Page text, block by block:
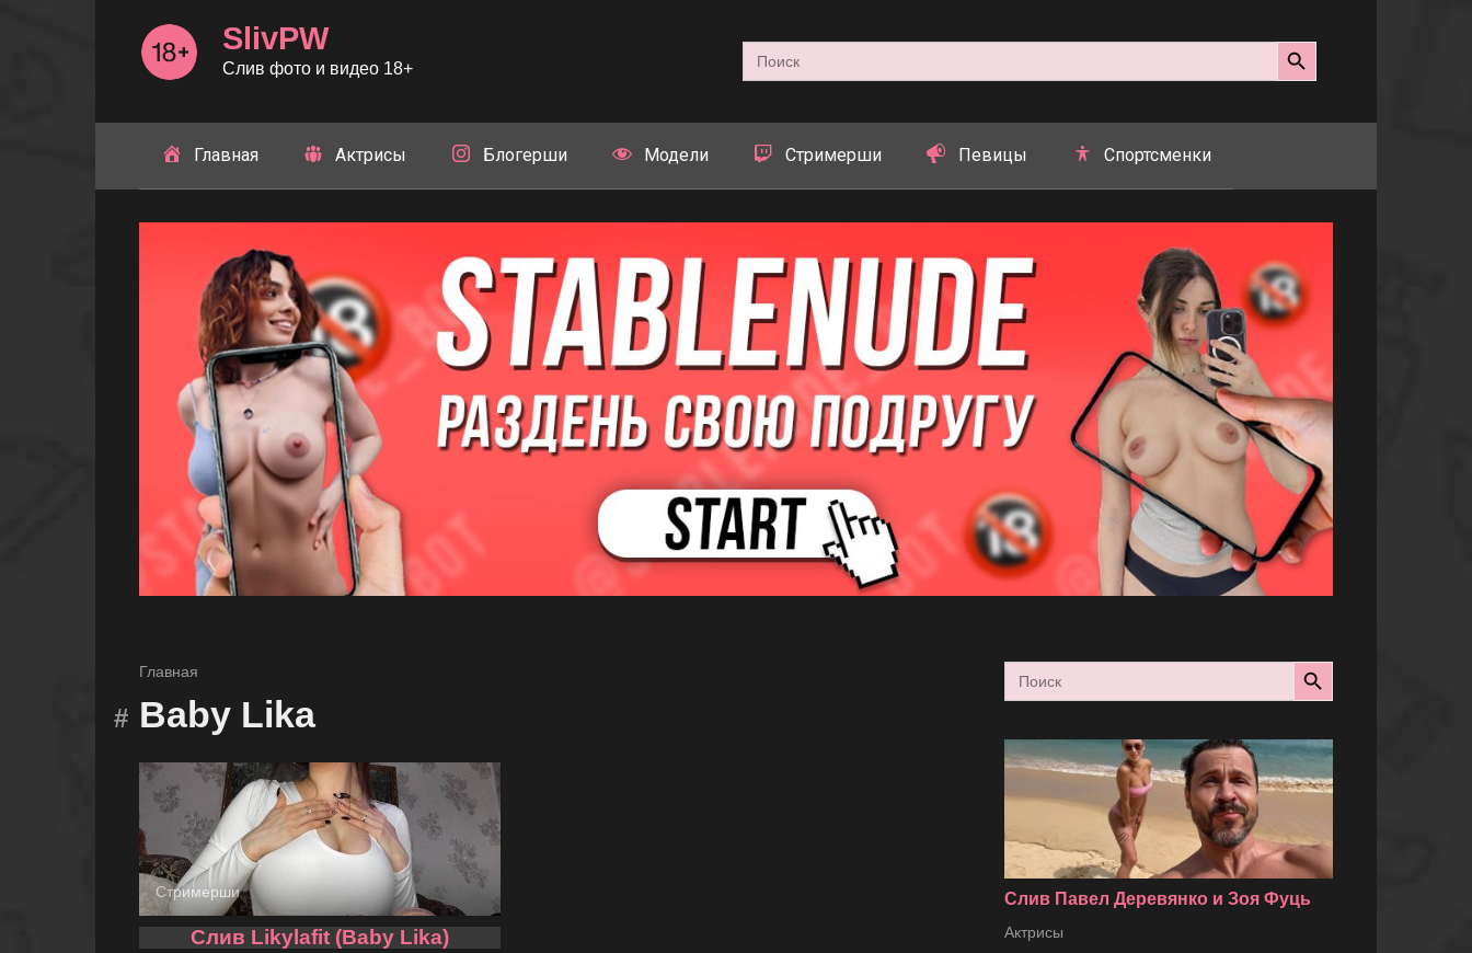
SlivPW
Слив фото и видео 18+
Search
for:
Search Button
Главная Актрисы Блогерши Модели Стримерши Певицы Спортсменки
Главная
Baby Lika
Стримерши
Слив Likylafit (Baby Lika)
Search
for:
Search Button
Слив Павел Деревянко и Зоя Фуць
Актрисы